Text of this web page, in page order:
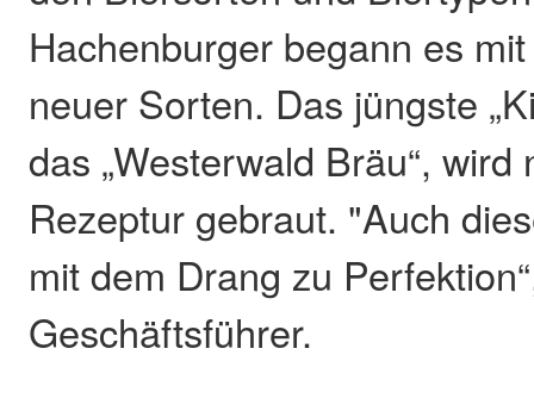
Hachenburger begann es
neuer Sorten. Das jüngste
das „Westerwald Bräu“, wird
Rezeptur gebraut. "Auch
mit dem Drang zu
Geschäftsführer.